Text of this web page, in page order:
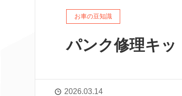
お車の豆知識
パンク修理キッ
2026.03.14